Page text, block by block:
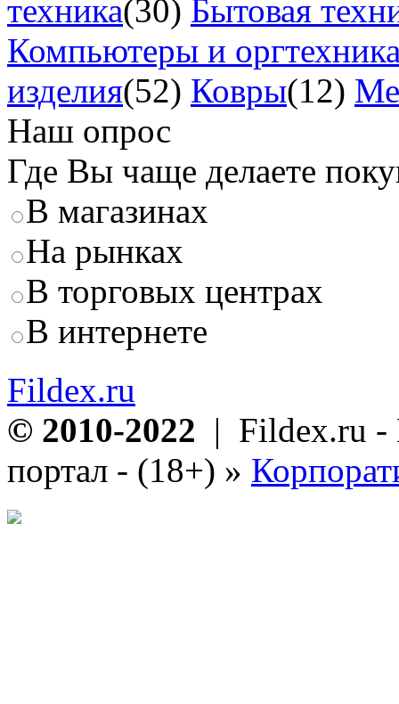
техника(30) Бытовая
Компьютеры и
изделия(52) Ковры(12)
Наш опрос
Где Вы чаще делаете
В магазинах
На рынках
В торговых центрах
В интернете
Fildex.ru
© 2010-2022 | Fildex.ru -
портал - (18+) »